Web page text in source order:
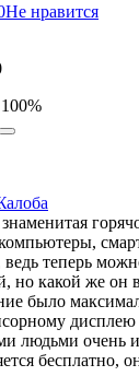
Не нравится
100%
теперь
но какой же он
было
дисплею
людьми очень
бесплатно,